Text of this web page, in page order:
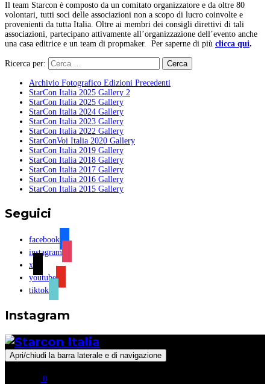
Il team Starcon è composto da un comitato organizzatore e da oltre 80
volontari, tutti soci delle associazioni non a scopo di lucro coinvolte e
provenienti da tutta Italia. Oltre ai membri dei consigli direttivi di tali
associazioni, partecipano attivamente all’organizzazione dell’evento anche
una casa editrice e un team di propmaker. Per saperne di più clicca qui.
Ricerca per:
Archivio Fotografico Edizioni Precedenti
StarCon Italia 2025 Gallery 2
StarCon Italia 2025 Gallery
StarCon Italia 2024 Gallery
StarCon Italia 2023 Gallery
StarCon Italia 2022 Gallery
StarConVoi Italia 2020 Gallery
StarCon Italia 2019 Gallery
StarCon Italia 2018 Gallery
StarCon Italia 2017 Gallery
StarCon Italia 2016 Gallery
StarCon Italia 2015 Gallery
Seguici
facebook
instagram
x
youtube
tiktok
Instagram
Apri/chiudi la barra laterale e di navigazione
0